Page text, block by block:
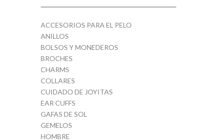
ACCESORIOS PARA EL PELO
ANILLOS
BOLSOS Y MONEDEROS
BROCHES
CHARMS
COLLARES
CUIDADO DE JOYITAS
EAR CUFFS
GAFAS DE SOL
GEMELOS
HOMBRE